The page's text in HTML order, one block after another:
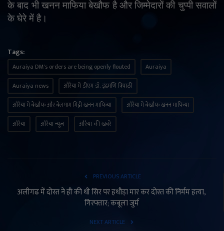
के बाद भी खनन माफिया बेखौफ है और जिम्मेदारों की चुप्पी सवालों
के घेरे में है।
Tags:
Auraiya DM's orders are being openly flouted
Auraiya
Auraiya news
औरैया में डीएम डॉ. इंद्रमणि त्रिपाठी
औरैया में बेखौफ और बेलगाम मिट्टी खनन माफिया
औरैया में बेखौफ खनन माफिया
औरैया
औरैया न्यूज़ औरैया की ख़बरें
PREVIOUS ARTICLE
अलीगढ में दोस्त ने ही की थी सिर पर हथौड़ा मार कर दोस्त की निर्मम हत्या,
गिरफ्तार; कबूला जुर्म
NEXT ARTICLE